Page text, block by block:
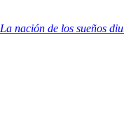
La nación de los sueños